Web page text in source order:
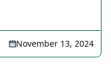
November 13, 2024